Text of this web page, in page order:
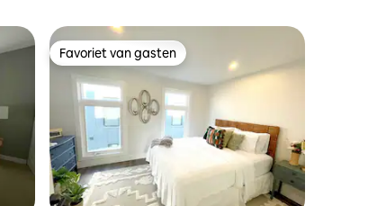
Favoriet van gasten
Favoriet van gasten